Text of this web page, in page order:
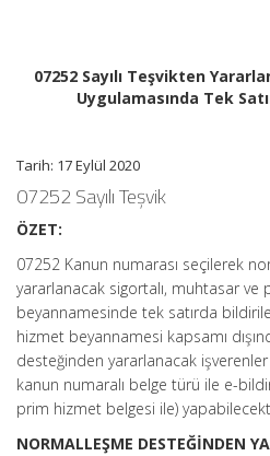
07252 Sayılı Teşvikten
Uygulamasında Tek
Tarih: 17 Eylül 2020
07252 Sayılı Teşvik
ÖZET:
07252 Kanun numarası seçilerek
yararlanacak sigortalı, muhtasar ve
beyannamesinde tek satırda
hizmet beyannamesi kapsamı
desteğinden yararlanacak
kanun numaralı belge türü ile e-
prim hizmet belgesi ile)
NORMALLEŞME DESTEĞİNDEN